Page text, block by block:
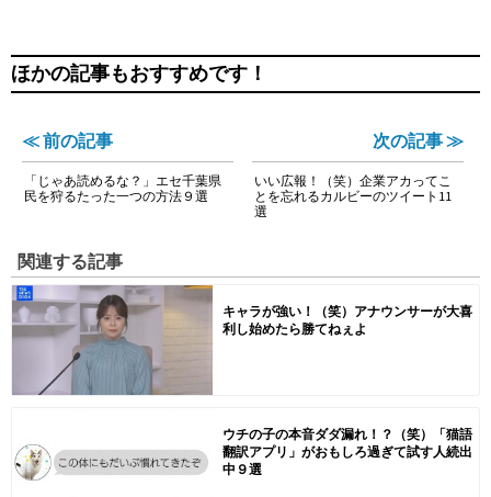
ほかの記事もおすすめです！
≪ 前の記事
「じゃあ読めるな？」エセ千葉県
民を狩るたった一つの方法９選
次の記事 ≫
いい広報！（笑）企業アカってこ
とを忘れるカルビーのツイート11
選
関連する記事
キャラが強い！（笑）アナウンサーが大喜
利し始めたら勝てねぇよ
ウチの子の本音ダダ漏れ！？（笑）「猫語
翻訳アプリ」がおもしろ過ぎて試す人続出
中９選